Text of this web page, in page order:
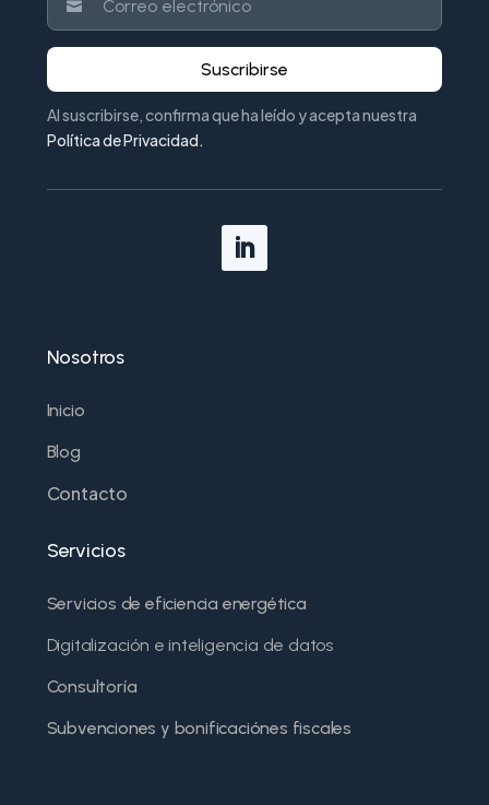
Suscribirse
Al suscribirse, confirma que ha leído y acepta nuestra
Política de Privacidad.
Nosotros
Inicio
Blog
Contacto
Servicios
Servicios de eficiencia energética
Digitalización e inteligencia de datos
Consultoría
Subvenciones y bonificaciónes fiscales